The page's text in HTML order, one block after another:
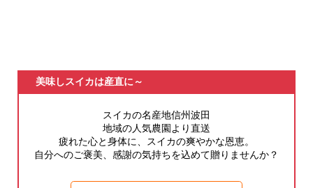
美味しスイカは産直に～
スイカの名産地信州波田
地域の人気農園より直送
疲れた心と身体に、スイカの爽やかな恩恵。
自分へのご褒美、感謝の気持ちを込めて贈りませんか？